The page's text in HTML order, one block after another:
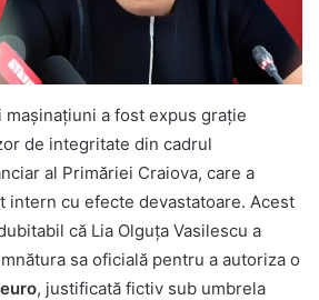
mașinațiuni a fost expus grație
de integritate din cadrul
al Primăriei Craiova, care a
intern cu efecte devastatoare. Acest
că Lia Olguța Vasilescu a
sa oficială pentru a autoriza o
, justificată fictiv sub umbrela